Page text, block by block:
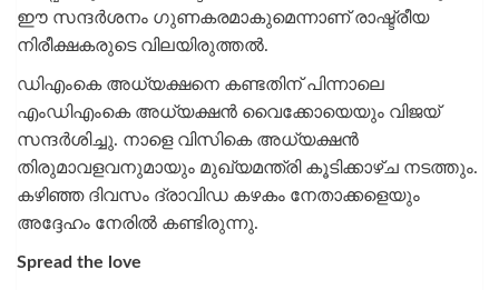
ഈ സന്ദര്‍ശനം ഗുണകരമാകുമെന്നാണ് രാഷ്ട്രീയ
നിരീക്ഷകരുടെ വിലയിരുത്തല്‍.
ഡിഎംകെ അധ്യക്ഷനെ കണ്ടതിന് പിന്നാലെ
എംഡിഎംകെ അധ്യക്ഷന്‍ വൈക്കോയെയും വിജയ്
സന്ദര്‍ശിച്ചു. നാളെ വിസികെ അധ്യക്ഷന്‍
തിരുമാവളവനുമായും മുഖ്യമന്ത്രി കൂടിക്കാഴ്ച നടത്തും.
കഴിഞ്ഞ ദിവസം ദ്രാവിഡ കഴകം നേതാക്കളെയും
അദ്ദേഹം നേരില്‍ കണ്ടിരുന്നു.
Spread the love